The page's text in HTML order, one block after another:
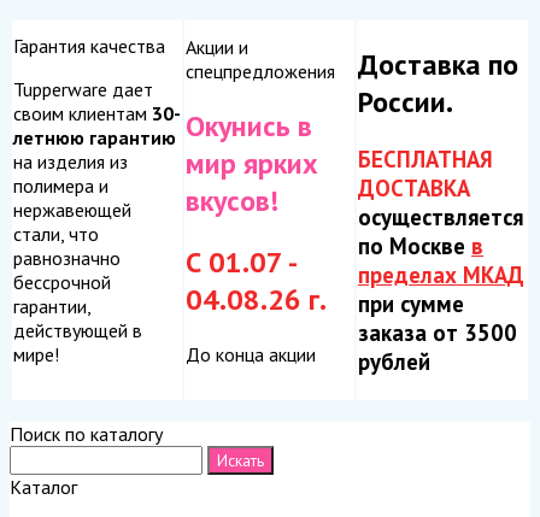
Гарантия качества
Tupperware дает
своим клиентам 30-
летнюю гарантию
на изделия из
полимера и
нержавеющей
стали, что
равнозначно
бессрочной
гарантии,
действующей в
мире!
Акции и
спецпредложения
Окунись в
мир ярких
вкусов!
С 01.07 -
04.08.26 г.
До конца акции
Доставка по
России.
БЕСПЛАТНАЯ
ДОСТАВКА
осуществляется
по Москве в
пределах МКАД
при сумме
заказа от 3500
рублей
Поиск по каталогу
Каталог